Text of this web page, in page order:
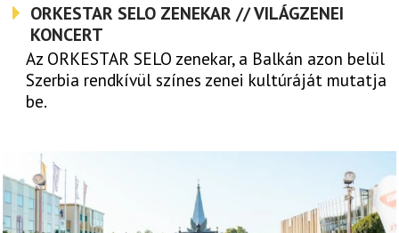
ORKESTAR SELO ZENEKAR // VILÁGZENEI
KONCERT
Az ORKESTAR SELO zenekar, a Balkán azon belül
Szerbia rendkívül színes zenei kultúráját mutatja
be.